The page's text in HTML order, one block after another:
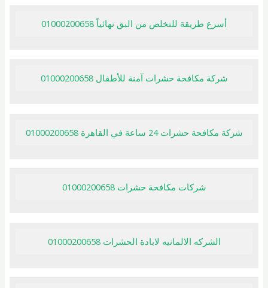
أسرع طريقة للتخلص من البق نهائياً 01000200658
شركة مكافحة حشرات آمنة للأطفال 01000200658
شركة مكافحة حشرات 24 ساعة في القاهرة 01000200658
شركات مكافحة حشرات 01000200658
الشركه الالمانيه لابادة الحشرات 01000200658